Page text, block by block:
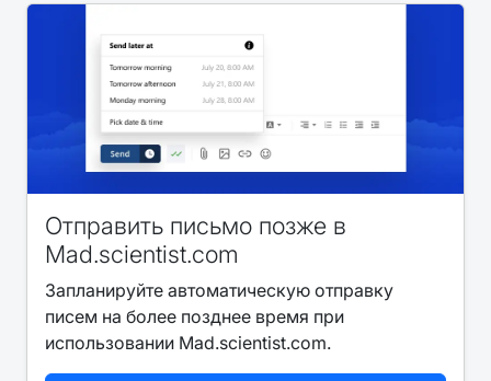
Отправить письмо позже в
Mad.scientist.com
Запланируйте автоматическую отправку
писем на более позднее время при
использовании Mad.scientist.com.